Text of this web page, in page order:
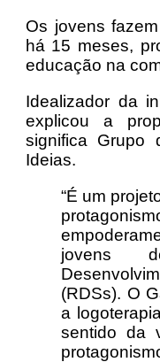
Os jovens
há 15 meses,
educação na
Idealizador da
explicou a
significa Grupo
Ideias.
“É um
jovens
(RDSs). O
a
sentido da